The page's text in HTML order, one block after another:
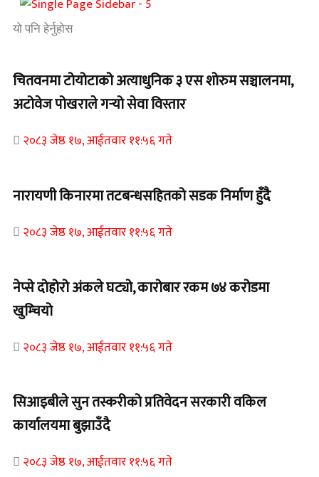
यो पनि हेर्नुहोस
चितवनमा टोयोटाको अत्याधुनिक ३ एस शोरुम सञ्चालनमा,
अटोवेज पोखराले गर्‍यो सेवा विस्तार
२०८३ जेष्ठ १७, आईतवार ११:५६ गते
नारायणी किनारमा तटबन्धसहितको सडक निर्माण हुँदै
२०८३ जेष्ठ १७, आईतवार ११:५६ गते
नेप्से दोहोरो अंकले घट्यो, कारोबार रकम ७४ करोडमा
खुम्चियो
२०८३ जेष्ठ १७, आईतवार ११:५६ गते
सिआइबीले सुन तस्करीको प्रतिवेदन सरकारी वकिल
कार्यालयमा बुझाउँदै
२०८३ जेष्ठ १७, आईतवार ११:५६ गते